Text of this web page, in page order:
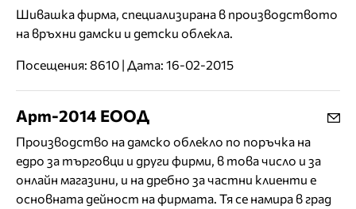
Шивашка фирма, специализирана в производството
на връхни дамски и детски облекла.
Посещения: 8610 | Дата: 16-02-2015
Арт-2014 ЕООД
Производство на дамско облекло по поръчка на
едро за търговци и други фирми, в това число и за
онлайн магазини, и на дребно за частни клиенти е
основната дейност на фирмата. Тя се намира в град